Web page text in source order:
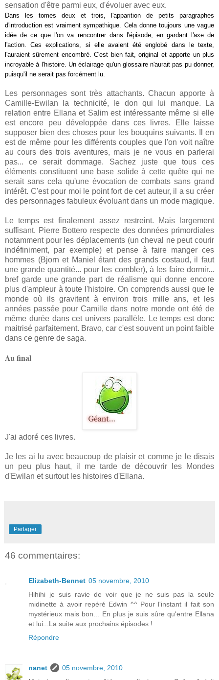
sensation d'être parmi eux, d'évoluer avec eux.
Dans les tomes deux et trois, l'apparition de petits paragraphes
d'introduction est vraiment sympathique. Cela donne toujours une vague
idée de ce que l'on va rencontrer dans l'épisode, en gardant l'axe de
l'action. Ces explications, si elle avaient été englobé dans le texte,
l'auraient sûrement encombré. C'est bien fait, original et apporte un plus
incroyable à l'histoire. Un éclairage qu'un glossaire n'aurait pas pu donner,
puisqu'il ne serait pas forcément lu.
Les personnages sont très attachants. Chacun apporte à
Camille-Ewilan la technicité, le don qui lui manque. La
relation entre Ellana et Salim est intéressante même si elle
est encore peu développée dans ces livres. Elle laisse
supposer bien des choses pour les bouquins suivants. Il en
est de même pour les différents couples que l'on voit naître
au cours des trois aventures, mais je ne vous en parlerai
pas... ce serait dommage. Sachez juste que tous ces
éléments constituent une base solide à cette quête qui ne
serait sans cela qu'une évocation de combats sans grand
intérêt. C'est pour moi le point fort de cet auteur, il a su créer
des personnages fabuleux évoluant dans un mode magique.
Le temps est finalement assez restreint. Mais largement
suffisant. Pierre Bottero respecte des données primordiales
notamment pour les déplacements (un cheval ne peut courir
indéfiniment, par exemple) et pense à faire manger ces
hommes (Bjorn et Maniel étant des grands costaud, il faut
une grande quantité... pour les combler), à les faire dormir...
bref garde une grande part de réalisme qui donne encore
plus d'ampleur à toute l'histoire. On comprends aussi que le
monde où ils gravitent à environ trois mille ans, et les
années passée pour Camille dans notre monde ont été de
même durée dans cet univers parallèle. Le temps est donc
maitrisé parfaitement. Bravo, car c'est souvent un point faible
dans ce genre de saga.
Au final
J'ai adoré ces livres.
Je les ai lu avec beaucoup de plaisir et comme je le disais
un peu plus haut, il me tarde de découvrir les Mondes
d'Ewilan et surtout les histoires d'Ellana.
Partager
46 commentaires:
Elizabeth-Bennet 05 novembre, 2010
Hihihi je suis ravie de voir que je ne suis pas la seule
midinette à avoir repéré Edwin ^^ Pour l'instant il fait son
mystérieux mais bon... En plus je suis sûre qu'entre Ellana
et lui...La suite aux prochains épisodes !
Répondre
nanet
05 novembre, 2010